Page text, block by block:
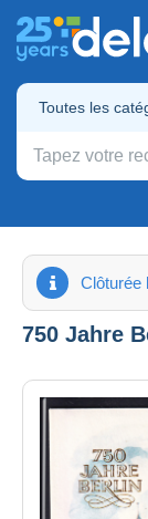
Toutes les
Clôturée
750 Jahre